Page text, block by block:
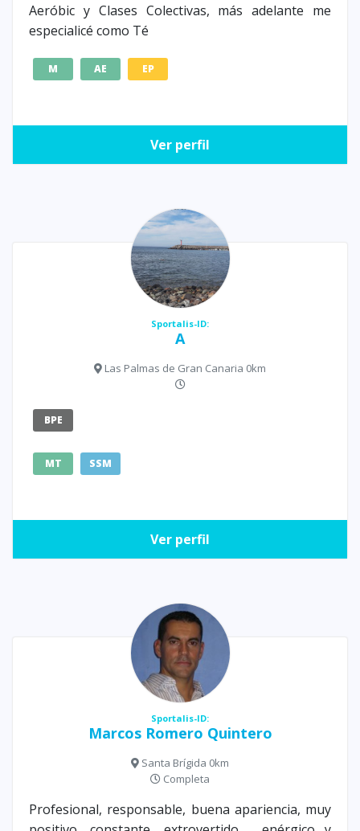
Aeróbic y Clases Colectivas, más adelante me
especialicé como Té
M AE EP
Ver perfil
Sportalis-ID:
A
Las Palmas de Gran Canaria 0km
BPE
MT SSM
Ver perfil
Sportalis-ID:
Marcos Romero Quintero
Santa Brígida 0km
Completa
Profesional, responsable, buena apariencia, muy